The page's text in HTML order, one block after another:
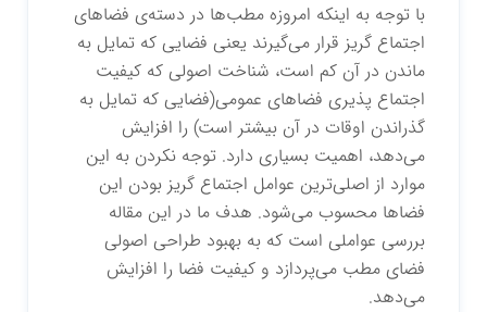
با توجه به اینکه امروزه مطب‌ها در دسته‌ی فضاهای
اجتماع گریز قرار می‌گیرند یعنی فضایی که تمایل به
ماندن در آن کم است، شناخت اصولی که کیفیت
اجتماع پذیری فضاهای عمومی(فضایی که تمایل به
گذراندن اوقات در آن بیشتر است) را افزایش
می‌دهد، اهمیت بسیاری دارد. توجه نکردن به این
موارد از اصلی‌ترین عوامل اجتماع گریز بودن این
فضاها محسوب می‌شود. هدف ما در این مقاله
بررسی عواملی است که به بهبود طراحی اصولی
فضای مطب می‌پردازد و کیفیت فضا را افزایش
می‌دهد.